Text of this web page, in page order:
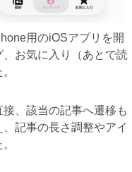
用のiOSアプリを開
お気に入り（あとで読
、該当の記事へ遷移も
記事の長さ調整やアイ